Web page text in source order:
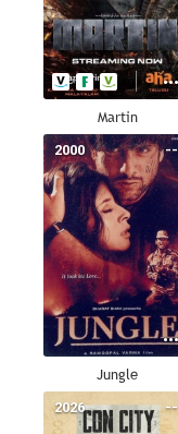
Martin
--
2000
Jungle
--
2026